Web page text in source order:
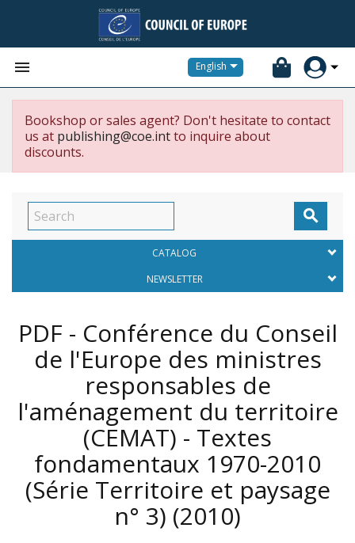
 English
Bookshop or sales agent? Don't hesitate to contact
us at publishing@coe.intto inquire about
discounts.

CATALOG
NEWSLETTER
PDF - Conférence du Conseil
de l'Europe des ministres
responsables de
l'aménagement du territoire
(CEMAT) - Textes
fondamentaux 1970-2010
(Série Territoire et paysage
n° 3) (2010)